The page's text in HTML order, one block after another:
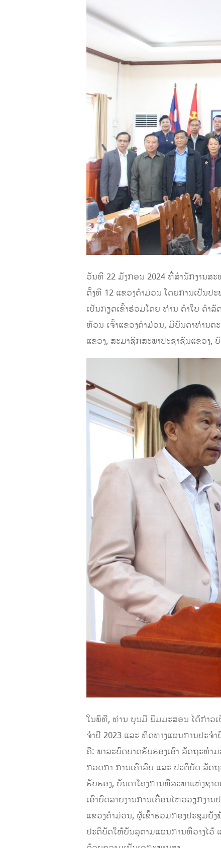
ວັນທີ 22 ມັງກອນ 2024 ທີ່ສຳນັກງານສະ
ຕັ້ງທີ 12 ແຂວງຄໍາມ່ວນ ໂດຍການເປັນປ
ເປັນກຽດເຂົ້າຮ່ວມໂດຍ ທ່ານ ຄໍາໃບ ດໍາ
ຫັວນ ເຈົ້າແຂວງຄໍາມ່ວນ, ມີບັນດາທ່ານຄ
ແຂວງ, ສະມາຊິກສະພາປະຊາຊົນແຂວງ,
ໃນພິທີ, ທ່ານ ບຸນມີ ພິມມະສອນ ໄດ້ກ່າວ
ຈໍາປີ 2023 ແລະ ທິດທາງແຜນການປະຈໍ
ຄື: ພາລະບົດບາດຮັບຮອງເອົາ ລັດຖະທ
ກວດກາ ການເຄົາລົບ ແລະ ປະຕິບັດ ລັດ
ຮັບຮອງ, ບັນດາໂຄງການທີ່ສະພາແຫ່ງຊ
ເອົາບົດລາຍງານການເຄື່ອນໄຫວວຽກງາ
ແຂວງຄໍາມ່ວນ, ຜູ້ເຂົ້າຮ່ວມກອງປະຊຸມຍັ
ປະຕິບັດໃຫ້ບັນລຸຕາມແຜນການທີ່ວາງໄວ້